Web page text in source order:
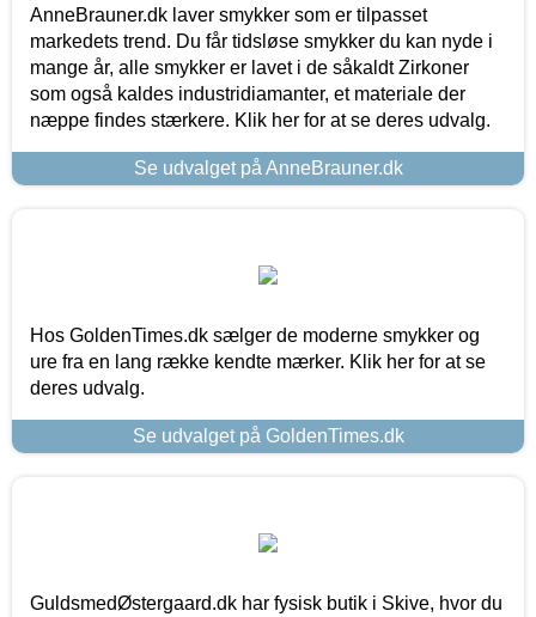
AnneBrauner.dk laver smykker som er tilpasset
markedets trend. Du får tidsløse smykker du kan nyde i
mange år, alle smykker er lavet i de såkaldt Zirkoner
som også kaldes industridiamanter, et materiale der
næppe findes stærkere. Klik her for at se deres udvalg.
Se udvalget på AnneBrauner.dk
Hos GoldenTimes.dk sælger de moderne smykker og
ure fra en lang række kendte mærker. Klik her for at se
deres udvalg.
Se udvalget på GoldenTimes.dk
GuldsmedØstergaard.dk har fysisk butik i Skive, hvor du